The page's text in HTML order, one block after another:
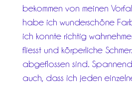
bekommen von meinen
habe ich wunderschöne
ich konnte richtig
fliesst und körperliche
abgeflossen sind.
auch, dass ich jeden